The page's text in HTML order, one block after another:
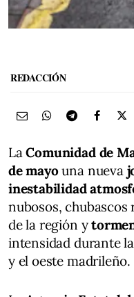
REDACCIÓN
LaComunidad de
de mayouna nueva
inestabilidad
nubosos,
de la región y
intensidad durante
y el oeste madrileño.